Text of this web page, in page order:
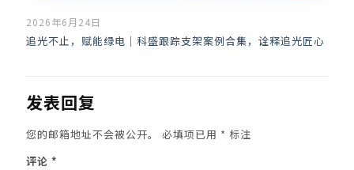
2026年6月24日
追光不止，赋能绿电｜科盛跟踪支架案例合集，诠释追光匠心
发表回复
您的邮箱地址不会被公开。 必填项已用 * 标注
评论 *